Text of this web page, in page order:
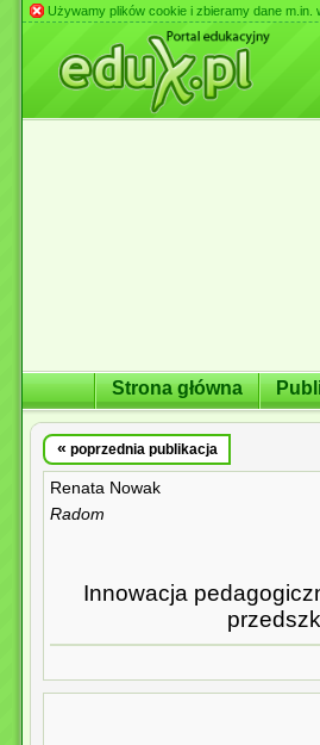
Używamy plików cookie i zbieramy dane
Strona główna
« poprzednia publikacja
Renata Nowak
Radom
Innowacja